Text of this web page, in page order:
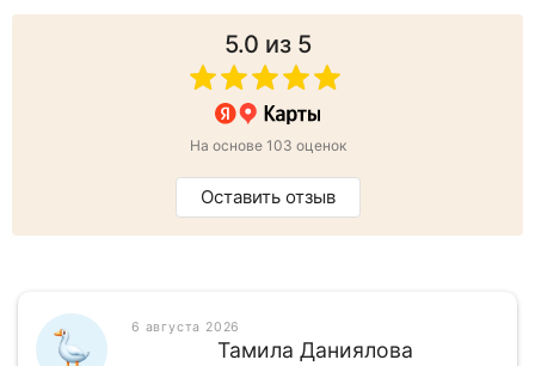
5.0 из 5
На основе 103 оценок
Оставить отзыв
6 августа 2026
Тамила Даниялова